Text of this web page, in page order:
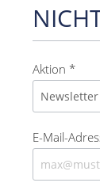
Aktion *
E-Mail-